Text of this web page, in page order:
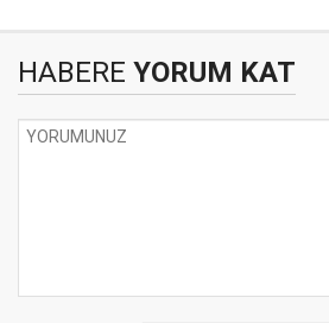
HABERE YORUM KAT